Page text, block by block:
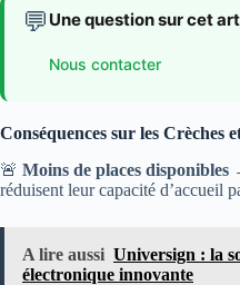
💬 Une question sur cet
Nous contacter
Conséquences sur les Crèches
🚨 Moins de places disponibles
réduisent leur capacité d’accueil
A lire aussi Universign : la
électronique innovante